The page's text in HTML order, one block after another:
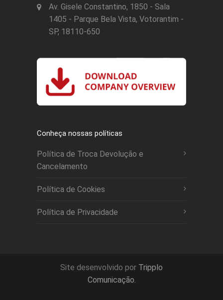
Av. Gisele Constantino, 1850 - Sala
1405 - Parque Bela Vista, Votorantim -
SP, 18110-650
Conheça nossas políticas
Política de Troca Devolução e
Cancelamento
Política de Cookies
Política de Privacidade
Site desenvolvido por Tripplo
Comunicação.